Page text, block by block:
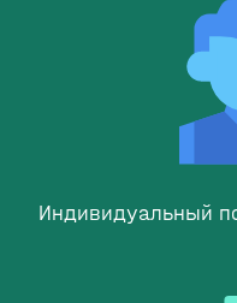
Индивидуальный